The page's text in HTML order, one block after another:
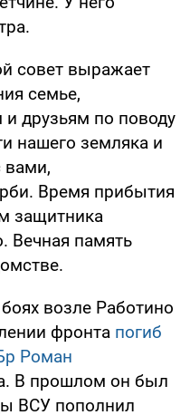
совет выражает
семье,
друзьям по поводу
нашего земляка и
вами,
Время прибытия
защитника
Вечная память
возле Работино
фронта погиб
Роман
В прошлом он был
ВСУ пополнил